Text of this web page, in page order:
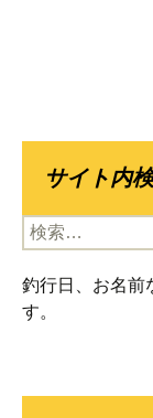
サイト内
検
索:
釣行日、お名前
す。